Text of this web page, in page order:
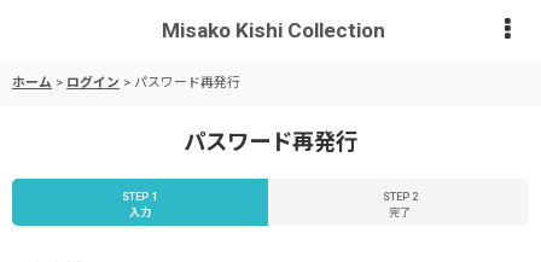
Misako Kishi Collection
ホーム > ログイン > パスワード再発行
パスワード再発行
STEP 1
入力
STEP 2
完了